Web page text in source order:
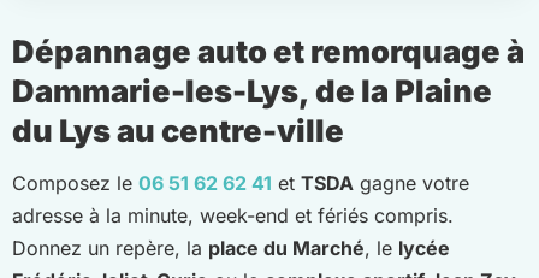
Dépannage auto et remorquage à
Dammarie-les-Lys, de la Plaine
du Lys au centre-ville
Composez le 06 51 62 62 41 et TSDA gagne votre
adresse à la minute, week-end et fériés compris.
Donnez un repère, la place du Marché, le lycée